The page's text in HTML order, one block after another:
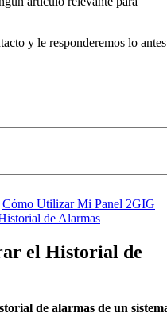
y le responderemos lo antes
Cómo Utilizar Mi Panel 2GIG
de Alarmas
el Historial de
de alarmas de un